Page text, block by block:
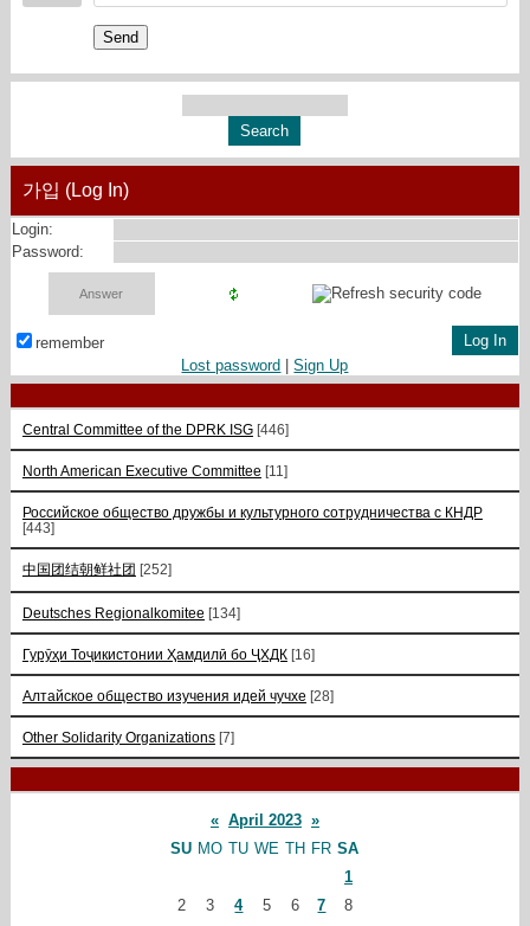
Send
가입 (Log In)
Login:
Password:
remember
Lost password |Sign Up
Central Committee of the DPRK ISG [446]
North American Executive Committee [11]
Российское общество дружбы и культурного сотрудничества с КНДР
[443]
中国团结朝鲜社团 [252]
Deutsches Regionalkomitee [134]
Гурӯҳи Тоҷикистонии Ҳамдилӣ бо ҶХДК [16]
Алтайское общество изучения идей чучхе [28]
Other Solidarity Organizations [7]
« April 2023 »
SU MO TU WE TH FR SA
1
2
3 4 5 6 7
8